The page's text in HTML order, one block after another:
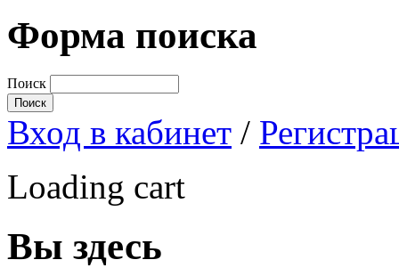
Форма поиска
Поиск
Вход в кабинет /
Loading cart
Вы здесь